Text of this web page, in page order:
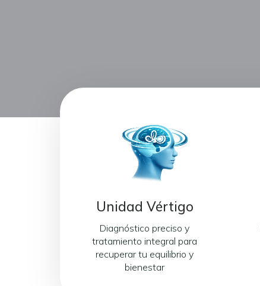
Unidad Vértigo
Diagnóstico preciso y
tratamiento integral para
recuperar tu equilibrio y
bienestar